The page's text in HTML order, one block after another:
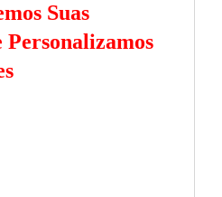
Suas
Personalizamos